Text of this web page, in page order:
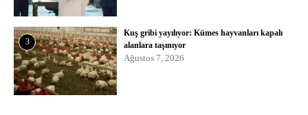
3
Kuş gribi yayılıyor: Kümes hayvanları kapalı
alanlara taşınıyor
Ağustos 7, 2026